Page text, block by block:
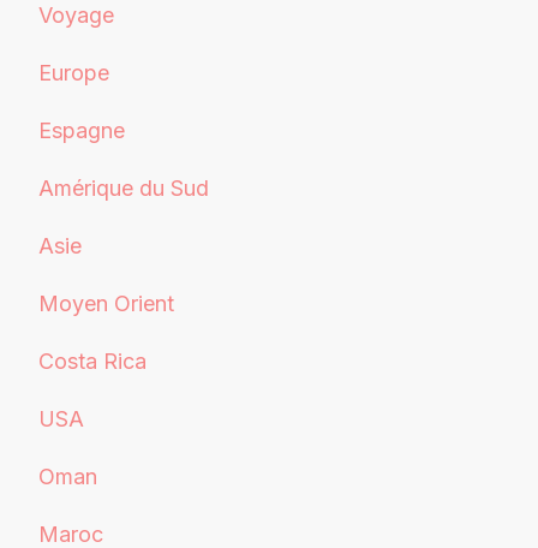
Voyage
Europe
Espagne
Amérique du Sud
Asie
Moyen Orient
Costa Rica
USA
Oman
Maroc